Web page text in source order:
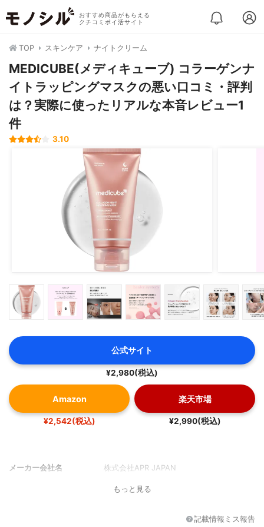
おすすめ商品がもらえる
クチコミポイ活サイト
TOP スキンケア ナイトクリーム
MEDICUBE(メディキューブ) コラーゲンナ
イトラッピングマスクの悪い口コミ・評判
は？実際に使ったリアルな本音レビュー1
件
3.10
公式サイト
¥2,980(税込)
Amazon
¥2,542(税込)
楽天市場
¥2,990(税込)
メーカー会社名 株式会社APR JAPAN
もっと見る
記載情報ミス報告